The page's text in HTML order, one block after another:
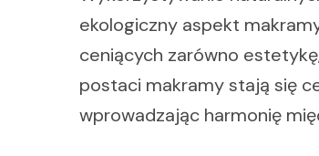
ekologiczny aspekt
ceniących zarówno
postaci makramy stają się
wprowadzając harmonię